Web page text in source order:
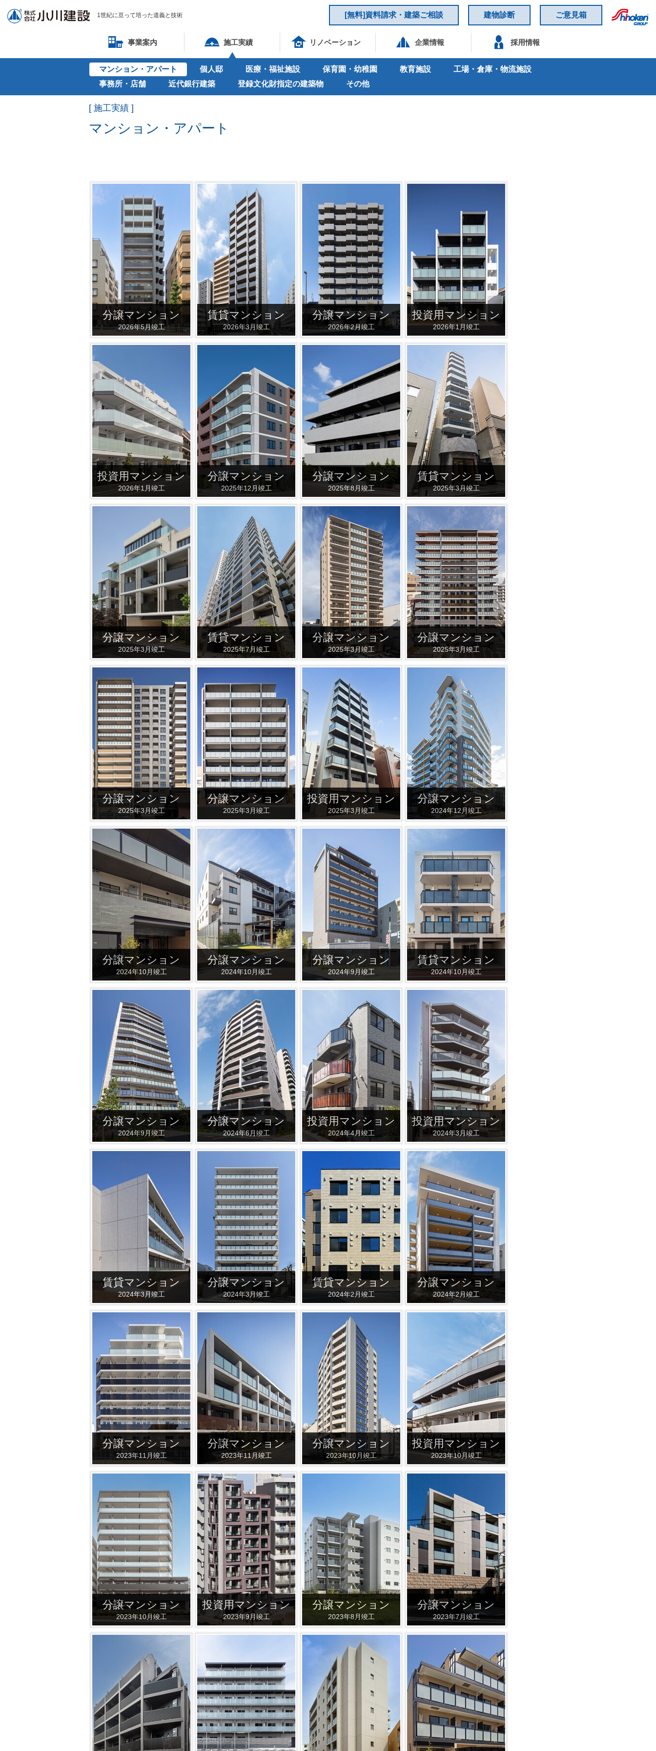
1世紀に亘って培った道義と技術 [無料]資料請求・建築ご相談 建物診断 ご意見箱
事業案内 施工実績
マンション・アパート 個人邸 医療・福祉施設 保育園・幼稚園 教育施設
工場・倉庫・物流施設
事務所・店舗
近代銀行建築 登録文化財指定の建築物 その他
リノベーション 企業情報 採用情報
[ 施工実績 ]
マンション・アパート
分譲マンション
2026年5月竣工
賃貸マンション
2026年3月竣工
分譲マンション
2026年2月竣工
投資用マンション
2026年1月竣工
投資用マンション
2026年1月竣工
分譲マンション
2025年12月竣工
分譲マンション
2025年8月竣工
賃貸マンション
2025年3月竣工
分譲マンション
2025年3月竣工
賃貸マンション
2025年7月竣工
分譲マンション
2025年3月竣工
分譲マンション
2025年3月竣工
分譲マンション
2025年3月竣工
分譲マンション
2025年3月竣工
投資用マンション
2025年3月竣工
分譲マンション
2024年12月竣工
分譲マンション
2024年10月竣工
分譲マンション
2024年10月竣工
分譲マンション
2024年9月竣工
賃貸マンション
2024年10月竣工
分譲マンション
2024年9月竣工
分譲マンション
2024年6月竣工
投資用マンション
2024年4月竣工
投資用マンション
2024年3月竣工
賃貸マンション
2024年3月竣工
分譲マンション
2024年3月竣工
賃貸マンション
2024年2月竣工
分譲マンション
2024年2月竣工
分譲マンション
2023年11月竣工
分譲マンション
2023年11月竣工
分譲マンション
2023年10月竣工
投資用マンション
2023年10月竣工
分譲マンション
2023年10月竣工
投資用マンション
2023年9月竣工
分譲マンション
2023年8月竣工
分譲マンション
2023年7月竣工